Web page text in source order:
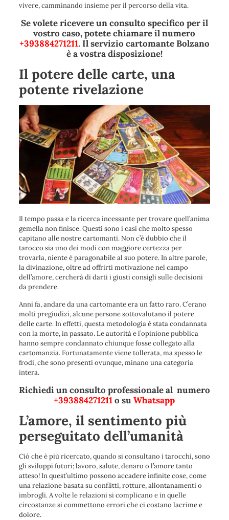
vivere, camminando insieme per il percorso della vita.
Se volete ricevere un consulto specifico per il
vostro caso, potete chiamare il numero
+393884271211. Il servizio cartomante Bolzano
è a vostra disposizione!
Il potere delle carte, una
potente rivelazione
Il tempo passa e la ricerca incessante per trovare quell’anima
gemella non finisce. Questi sono i casi che molto spesso
capitano alle nostre cartomanti. Non c’è dubbio che il
tarocco sia uno dei modi con maggiore certezza per
trovarla, niente è paragonabile al suo potere. In altre parole,
la divinazione, oltre ad offrirti motivazione nel campo
dell’amore, cercherà di darti i giusti consigli sulle decisioni
da prendere.
Anni fa, andare da una cartomante era un fatto raro. C’erano
molti pregiudizi, alcune persone sottovalutano il potere
delle carte. In effetti, questa metodologia è stata condannata
con la morte, in passato. Le autorità e l’opinione pubblica
hanno sempre condannato chiunque fosse collegato alla
cartomanzia. Fortunatamente viene tollerata, ma spesso le
frodi, che sono presenti ovunque, minano una categoria
intera.
Richiedi un consulto professionale al numero
+393884271211 o suWhatsapp
L’amore, il sentimento più
perseguitato dell’umanità
Ciò che è più ricercato, quando si consultano i tarocchi, sono
gli sviluppi futuri; lavoro, salute, denaro o l’amore tanto
atteso! In quest’ultimo possono accadere infinite cose, come
una relazione basata su conflitti, rotture, allontanamenti o
imbrogli. A volte le relazioni si complicano e in quelle
circostanze si commettono errori che ci costano lacrime e
dolore.